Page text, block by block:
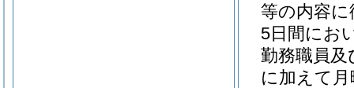
等の内容
5日間にお
勤務職員
に加えて